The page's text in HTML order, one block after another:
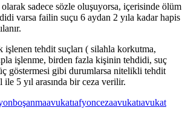
sadece sözle oluşuyorsa, içerisinde ölüm
varsa failin suçu 6 aydan 2 yıla kadar hapis
tehdit suçları ( silahla korkutma,
işlenme, birden fazla kişinin tehdidi, suç
göstermesi gibi durumlarsa nitelikli tehdit
ile 5 yıl arasında bir ceza verilir.
afyoncezaavukatıavukat